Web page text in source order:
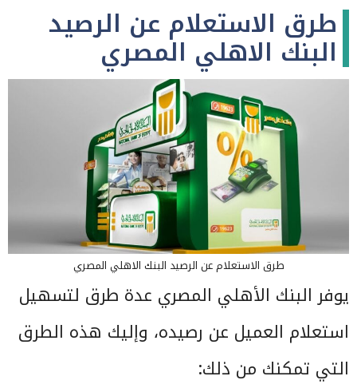
طرق الاستعلام عن الرصيد
البنك الاهلي المصري
طرق الاستعلام عن الرصيد البنك الاهلي المصري
يوفر البنك الأهلي المصري عدة طرق لتسهيل
استعلام العميل عن رصيده، وإليك هذه الطرق
التي تمكنك من ذلك: